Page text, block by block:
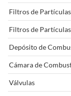
Filtros de
Filtros de
Depósito de
Cámara de
Válvulas